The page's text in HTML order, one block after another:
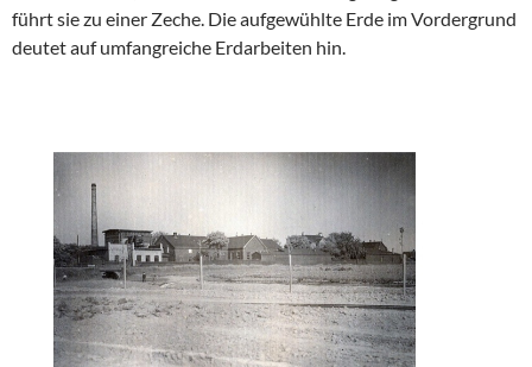
führt sie zu einer Zeche. Die aufgewühlte Erde im Vordergrund
deutet auf umfangreiche Erdarbeiten hin.